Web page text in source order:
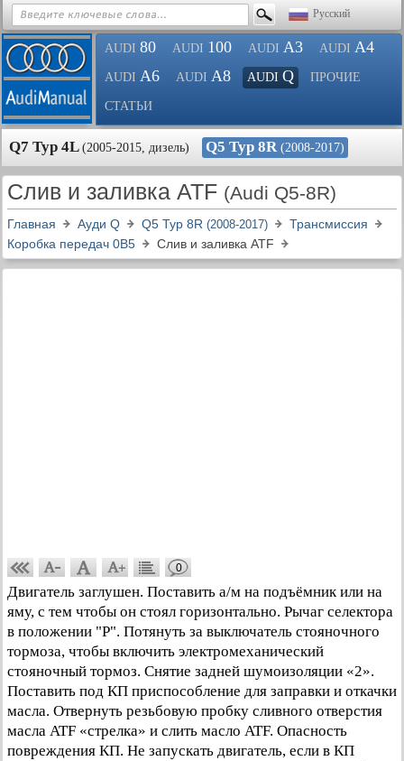
Русский
AUDI 80 AUDI 100 AUDI A3 AUDI A4
AUDI A6 AUDI A8 AUDI Q ПРОЧИЕ
СТАТЬИ
Q7 Typ 4L (2005-2015, дизель) Q5 Typ 8R (2008-2017)
Слив и заливка ATF (Audi Q5-8R)
Главная Ауди Q Q5 Typ 8R (2008-2017)
Трансмиссия
Коробка передач 0В5
Слив и заливка ATF
0
Двигатель заглушен. Поставить а/м на подъёмник или на
яму, с тем чтобы он стоял горизонтально. Рычаг селектора
в положении "Р". Потянуть за выключатель стояночного
тормоза, чтобы включить электромеханический
стояночный тормоз. Снятие задней шумоизоляции «2».
Поставить под КП приспособление для заправки и откачки
масла. Отвернуть резьбовую пробку сливного отверстия
масла ATF «стрелка» и слить масло ATF. Опасность
повреждения КП. Не запускать двигатель, если в КП